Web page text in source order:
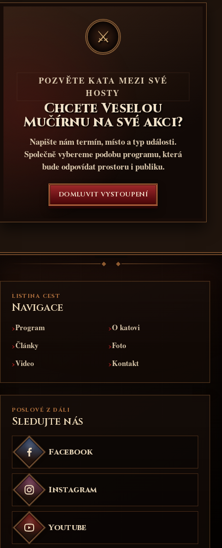
⚔
POZVĚTE KATA MEZI SVÉ
HOSTY
Chcete Veselou
Mučírnu na své akci?
Napište nám termín, místo a typ události.
Společně vybereme podobu programu, která
bude odpovídat prostoru i publiku.
DOMLUVIT VYSTOUPENÍ
LISTINA CEST
Navigace
›Program ›O katovi
›Články ›Foto
›Video ›Kontakt
POSLOVÉ Z DÁLI
Sledujte nás
Facebook
Instagram
Youtube